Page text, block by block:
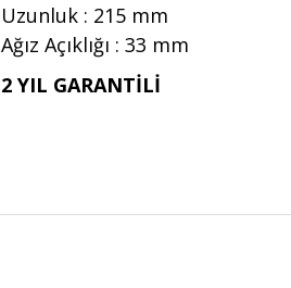
Uzunluk : 215 mm
Ağız Açıklığı : 33 mm
2 YIL GARANTİLİ